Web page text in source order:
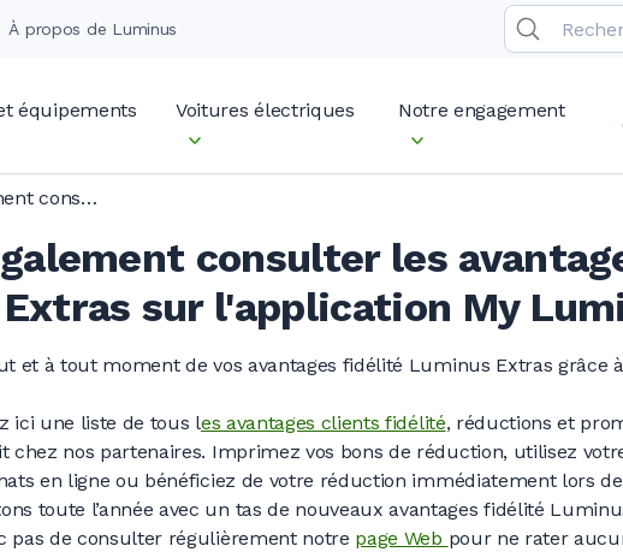
À propos de Luminus
équipements Voitures électriques Notre engagement
Puis-je également consulter les avantages fidélité Luminus Extras sur l'application My Luminus ?
consulter les
sur l'application My
et à tout moment de vos avantages fidélité Luminus Extras grâce
ici une liste de tous les avantages clients fidélité, réductions et
chez nos partenaires. Imprimez vos bons de réduction, utilisez
en ligne ou bénéficiez de votre réduction immédiatement lors
toute l’année avec un tas de nouveaux avantages fidélité
pas de consulter régulièrement notre page Web pour ne rater